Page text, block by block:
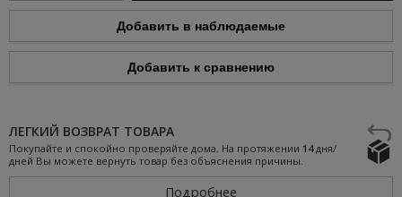
Добавить в наблюдаемые
Добавить к сравнению
ЛЕГКИЙ ВОЗВРАТ ТОВАРА
Покупайте и спокойно проверяйте дома. На протяжении 14дня/
дней Вы можете вернуть товар без объяснения причины.
Подробнее